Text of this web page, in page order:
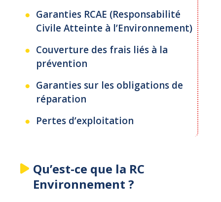
Garanties RCAE (Responsabilité
Civile Atteinte à l’Environnement)
Couverture des frais liés à la
prévention
Garanties sur les obligations de
réparation
Pertes d’exploitation
Qu’est-ce que la RC
Environnement ?